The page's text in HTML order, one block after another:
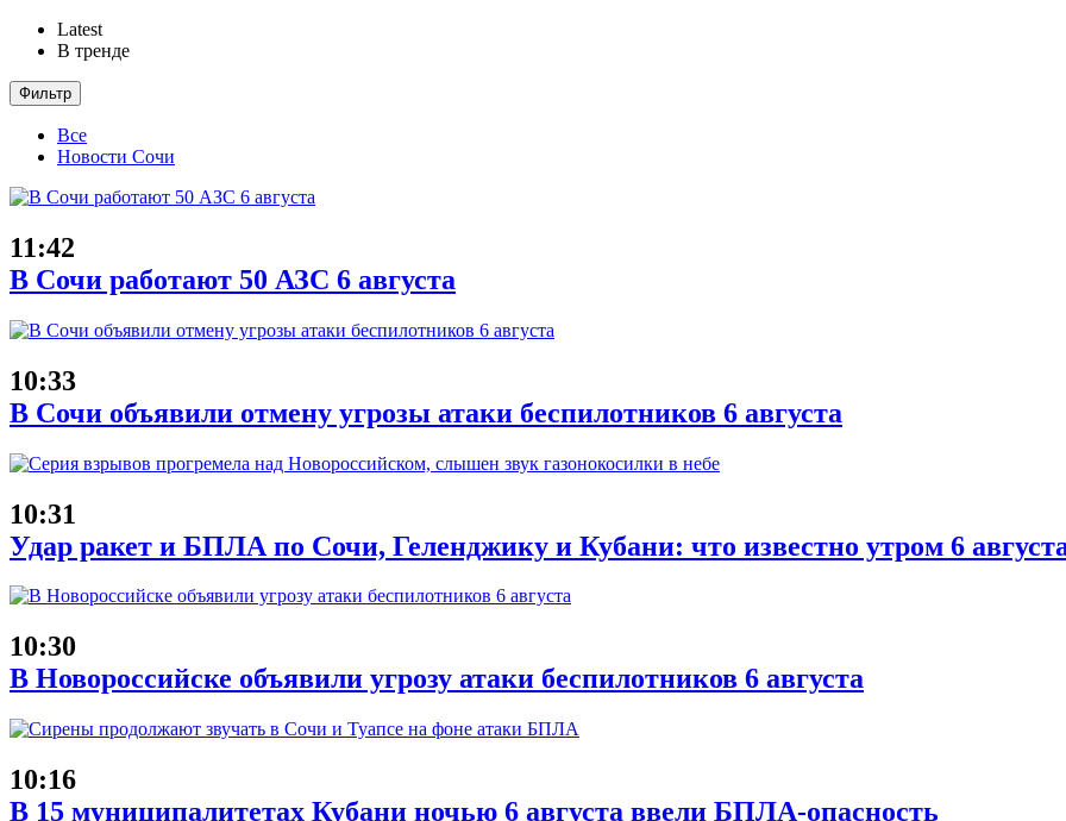
Latest
В тренде
Фильтр
Все
Новости Сочи
11:42
В Сочи работают 50 АЗС 6 августа
10:33
В Сочи объявили отмену угрозы атаки беспилотников 6 августа
10:31
Удар ракет и БПЛА по Сочи, Геленджику и Кубани: что известно утром 6
10:30
В Новороссийске объявили угрозу атаки беспилотников 6 августа
10:16
В 15 муниципалитетах Кубани ночью 6 августа ввели БПЛА-опасность